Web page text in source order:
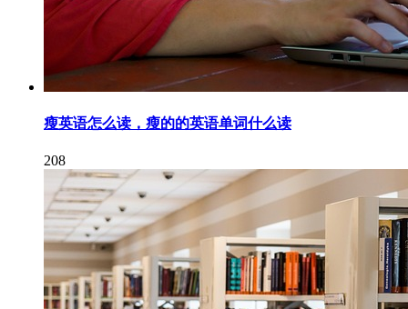
瘦英语怎么读，瘦的的英语单词什么读
208